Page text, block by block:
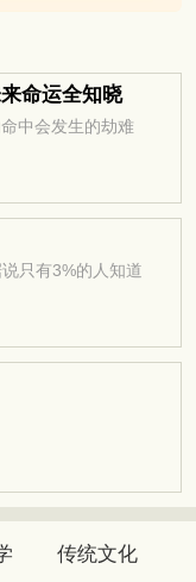
命运全知晓
中会发生的劫难
只有3%的人知道
传统文化